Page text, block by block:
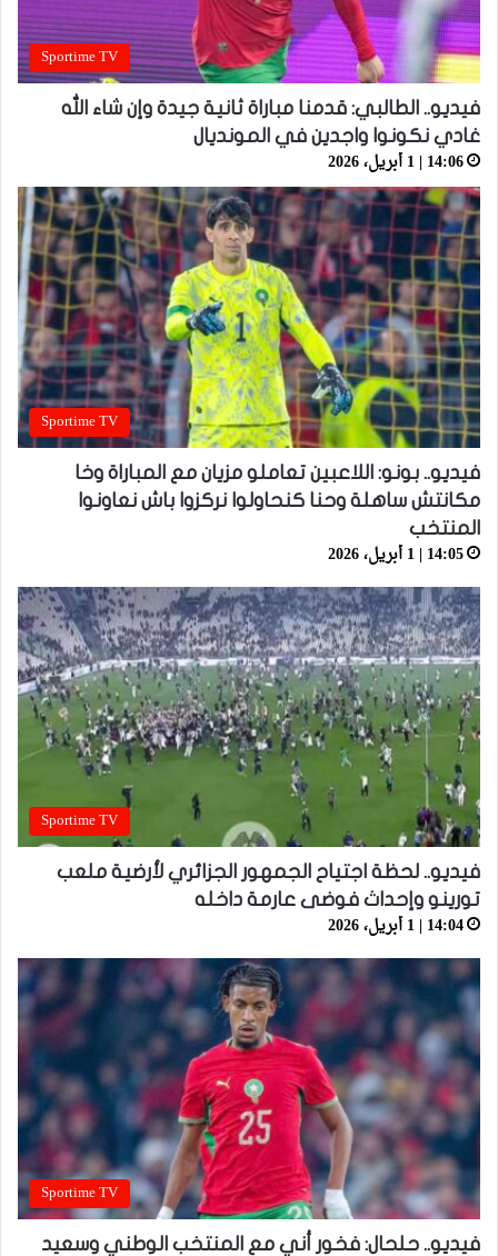
Sportime TV
فيديو.. الطالبي: قدمنا مباراة ثانية جيدة وإن شاء الله
غادي نكونوا واجدين في المونديال
14:06 | 1 أبريل، 2026
Sportime TV
فيديو.. بونو: اللاعبين تعاملو مزيان مع المباراة وخا
مكانتش ساهلة وحنا كنحاولوا نركزوا باش نعاونوا
المنتخب
14:05 | 1 أبريل، 2026
Sportime TV
فيديو.. لحظة اجتياح الجمهور الجزائري لأرضية ملعب
تورينو وإحداث فوضى عارمة داخله
14:04 | 1 أبريل، 2026
Sportime TV
فيديو.. حلحال: فخور أني مع المنتخب الوطني وسعيد